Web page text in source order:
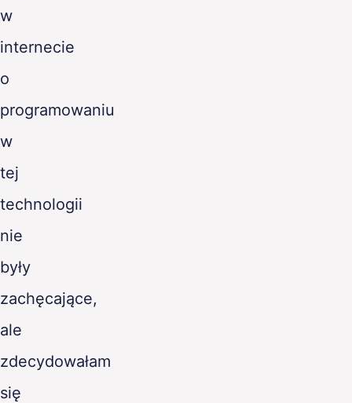
w
internecie
o
programowaniu
w
tej
technologii
nie
były
zachęcające,
ale
zdecydowałam
się